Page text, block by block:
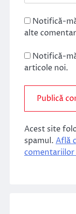
Notifică-
alte
Notifică-
articole noi.
Acest site
spamul. Află
comentariilor